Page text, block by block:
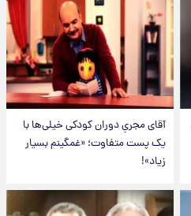
آقای مجریِ دوران کودکی خیلی‌ها با
یک پست متفاوت؛ «غمگینم بسیار
زیاد»!